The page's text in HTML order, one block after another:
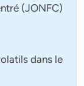
(JONFC)
dans le